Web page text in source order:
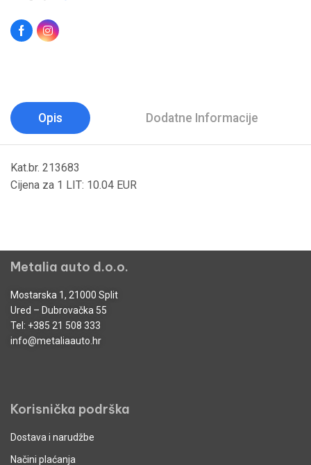
Opis Dodatne Informacije
Kat.br. 213683
Cijena za 1 LIT: 10.04 EUR
Metalia auto d.o.o.
Mostarska 1, 21000 Split
Ured – Dubrovačka 55
Tel: +385 21 508 333
info@metaliaauto.hr
Korisnička podrška
Dostava i narudžbe
Načini plaćanja